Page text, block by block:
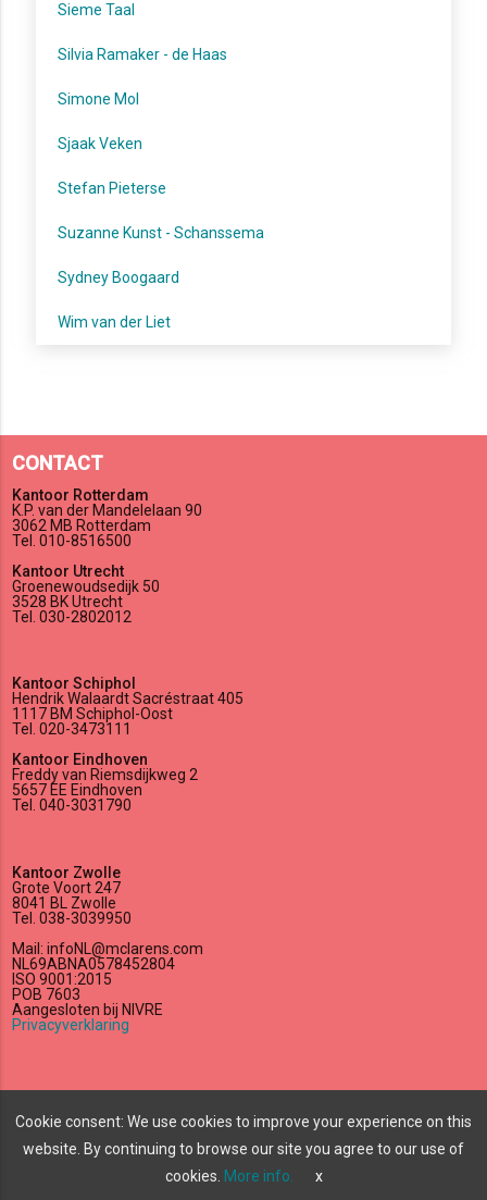
Cookie consent: We use cookies to improve your experience on this
website. By continuing to browse our site you agree to our use of
cookies. More info. x
Sieme Taal
Silvia Ramaker - de Haas
Simone Mol
Sjaak Veken
Stefan Pieterse
Suzanne Kunst - Schanssema
Sydney Boogaard
Wim van der Liet
CONTACT
Kantoor Rotterdam
K.P. van der Mandelelaan 90
3062 MB Rotterdam
Tel. 010-8516500
Kantoor Utrecht
Groenewoudsedijk 50
3528 BK Utrecht
Tel. 030-2802012
Kantoor Schiphol
Hendrik Walaardt Sacréstraat 405
1117 BM Schiphol-Oost
Tel. 020-3473111
Kantoor Eindhoven
Freddy van Riemsdijkweg 2
5657 EE Eindhoven
Tel. 040-3031790
Kantoor Zwolle
Grote Voort 247
8041 BL Zwolle
Tel. 038-3039950
Mail: infoNL@mclarens.com
NL69ABNA0578452804
ISO 9001:2015
POB 7603
Aangesloten bij NIVRE
Privacyverklaring
lock_outlineedit
All rights reserved©2026 McLarens.